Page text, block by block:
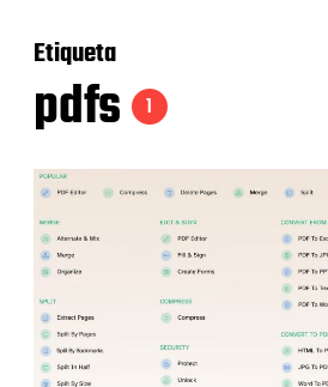
Etiqueta
pdfs 1